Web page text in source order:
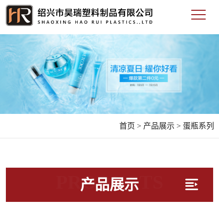
首页 > 产品展示 > 蛋瓶系列
产品展示
PRODUCTS